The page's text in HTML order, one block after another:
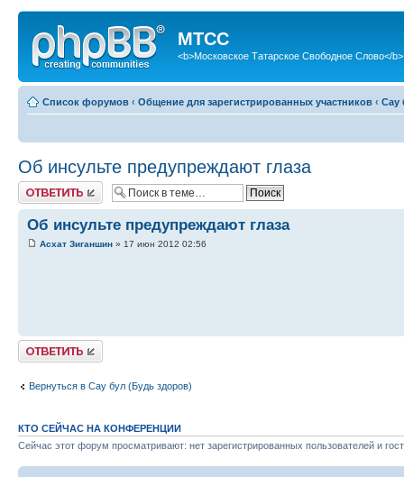
МТСС
<b>Московское Татарское Свободное Слово</b>
Список форумов ‹ Общение для зарегистрированных участников ‹ Сау
Об инсульте предупреждают глаза
Ответить
Об инсульте предупреждают глаза
Асхат Зиганшин » 17 июн 2012 02:56
Ответить
Вернуться в Сау бул (Будь здоров)
КТО СЕЙЧАС НА КОНФЕРЕНЦИИ
Сейчас этот форум просматривают: нет зарегистрированных пользователей и